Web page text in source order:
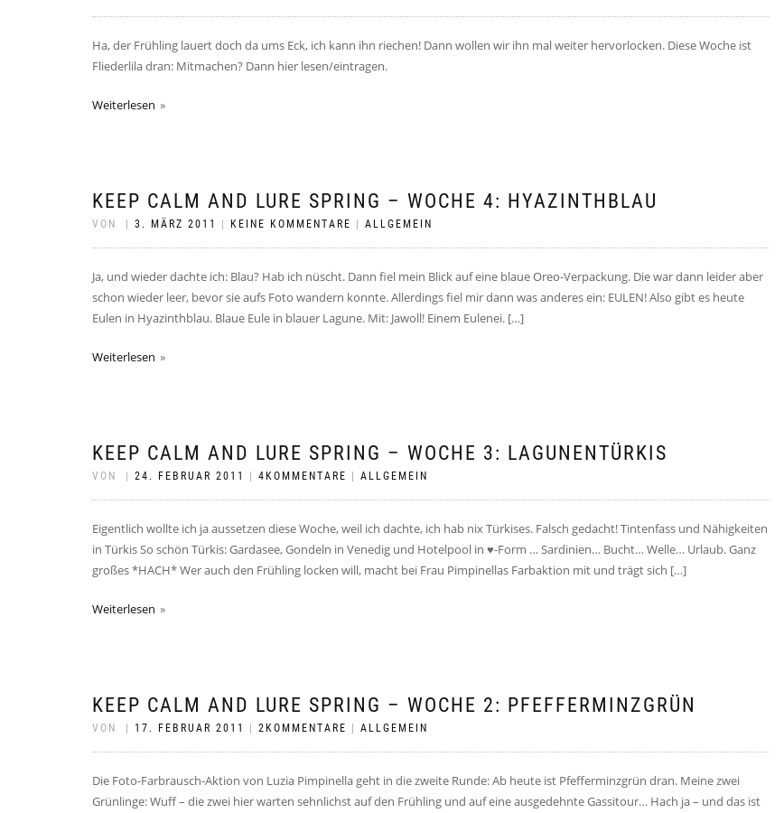
Ha, der Frühling lauert doch da ums Eck, ich kann ihn riechen! Dann wollen wir ihn mal weiter hervorlocken. Diese Woche ist
Fliederlila dran: Mitmachen? Dann hier lesen/eintragen.
Weiterlesen
KEEP CALM AND LURE SPRING – WOCHE 4: HYAZINTHBLAU
VON 3. MÄRZ 2011 KEINE KOMMENTARE ALLGEMEIN
Ja, und wieder dachte ich: Blau? Hab ich nüscht. Dann fiel mein Blick auf eine blaue Oreo-Verpackung. Die war dann leider aber
schon wieder leer, bevor sie aufs Foto wandern konnte. Allerdings fiel mir dann was anderes ein: EULEN! Also gibt es heute
Eulen in Hyazinthblau. Blaue Eule in blauer Lagune. Mit: Jawoll! Einem Eulenei. […]
Weiterlesen
KEEP CALM AND LURE SPRING – WOCHE 3: LAGUNENTÜRKIS
VON 24. FEBRUAR 2011 4KOMMENTARE ALLGEMEIN
Eigentlich wollte ich ja aussetzen diese Woche, weil ich dachte, ich hab nix Türkises. Falsch gedacht! Tintenfass und Nähigkeiten
in Türkis So schön Türkis: Gardasee, Gondeln in Venedig und Hotelpool in ♥-Form … Sardinien… Bucht… Welle… Urlaub. Ganz
großes *HACH* Wer auch den Frühling locken will, macht bei Frau Pimpinellas Farbaktion mit und trägt sich […]
Weiterlesen
KEEP CALM AND LURE SPRING – WOCHE 2: PFEFFERMINZGRÜN
VON 17. FEBRUAR 2011 2KOMMENTARE ALLGEMEIN
Die Foto-Farbrausch-Aktion von Luzia Pimpinella geht in die zweite Runde: Ab heute ist Pfefferminzgrün dran. Meine zwei
Grünlinge: Wuff – die zwei hier warten sehnlichst auf den Frühling und auf eine ausgedehnte Gassitour… Hach ja – und das ist